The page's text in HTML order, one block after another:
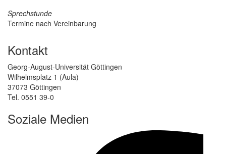
Sprechstunde
Termine nach Vereinbarung
Kontakt
Georg-August-Universität Göttingen
Wilhelmsplatz 1 (Aula)
37073 Göttingen
Tel. 0551 39-0
Soziale Medien